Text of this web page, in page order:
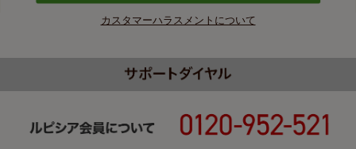
カスタマーハラスメントについて